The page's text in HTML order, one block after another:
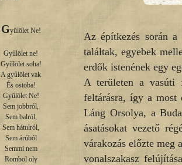
Gyűlölet Ne!
Gyűlölet ne!
Gyűlölet soha!
A gyűlölet vak
És ostoba!
Gyűlölet Ne!
Sem jobbról,
Sem balról,
Sem hátulról,
Sem árúból
Semmi nem
Rombol oly
Az építkezés során a
találtak, egyebek
erdők istenének egy
A területen a vasúti
feltárásra, így a most
Láng Orsolya, a
ásatásokat vezető
várakozás előzte meg
vonalszakasz